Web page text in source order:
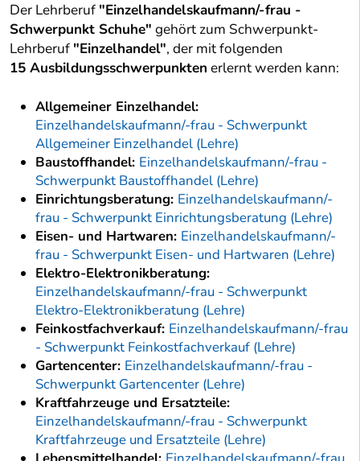
Der Lehrberuf "Einzelhandelskaufmann/-frau -
Schwerpunkt Schuhe" gehört zum Schwerpunkt-
Lehrberuf "Einzelhandel", der mit folgenden
15 Ausbildungsschwerpunkten erlernt werden kann:
Allgemeiner Einzelhandel:
Einzelhandelskaufmann/-frau - Schwerpunkt
Allgemeiner Einzelhandel (Lehre)
Baustoffhandel: Einzelhandelskaufmann/-frau -
Schwerpunkt Baustoffhandel (Lehre)
Einrichtungsberatung: Einzelhandelskaufmann/-
frau - Schwerpunkt Einrichtungsberatung (Lehre)
Eisen- und Hartwaren: Einzelhandelskaufmann/-
frau - Schwerpunkt Eisen- und Hartwaren (Lehre)
Elektro-Elektronikberatung:
Einzelhandelskaufmann/-frau - Schwerpunkt
Elektro-Elektronikberatung (Lehre)
Feinkostfachverkauf: Einzelhandelskaufmann/-frau
- Schwerpunkt Feinkostfachverkauf (Lehre)
Gartencenter: Einzelhandelskaufmann/-frau -
Schwerpunkt Gartencenter (Lehre)
Kraftfahrzeuge und Ersatzteile:
Einzelhandelskaufmann/-frau - Schwerpunkt
Kraftfahrzeuge und Ersatzteile (Lehre)